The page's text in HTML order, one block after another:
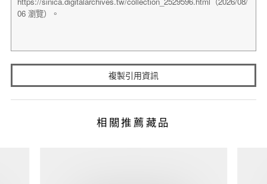
複製引用資訊
相關推薦藏品